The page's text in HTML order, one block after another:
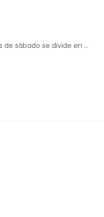
de sábado se divide en …